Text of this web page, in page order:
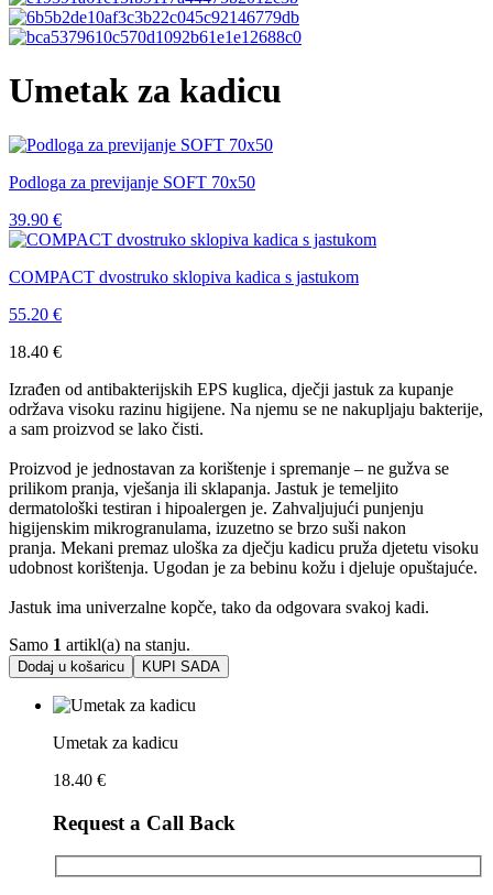
Umetak za kadicu
Podloga za previjanje SOFT 70x50
39.90 €
COMPACT dvostruko sklopiva kadica s jastukom
55.20 €
18.40 €
Izrađen od antibakterijskih EPS kuglica, dječji jastuk za kupanje
održava visoku razinu higijene. Na njemu se ne nakupljaju bakterije,
a sam proizvod se lako čisti.
Proizvod je jednostavan za korištenje i spremanje – ne gužva se
prilikom pranja, vješanja ili sklapanja. Jastuk je temeljito
dermatološki testiran i hipoalergen je. Zahvaljujući punjenju
higijenskim mikrogranulama, izuzetno se brzo suši nakon
pranja. Mekani premaz uloška za dječju kadicu pruža djetetu visoku
udobnost korištenja. Ugodan je za bebinu kožu i djeluje opuštajuće.
Jastuk ima univerzalne kopče, tako da odgovara svakoj kadi.
Samo 1 artikl(a) na stanju.
Dodaj u košaricu KUPI SADA
Umetak za kadicu
18.40 €
Request a Call Back